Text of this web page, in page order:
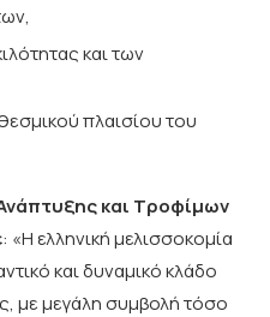
και των
πλαισίου του
και Τροφίμων
: «Η ελληνική μελισσοκομία
και δυναμικό κλάδο
με μεγάλη συμβολή τόσο